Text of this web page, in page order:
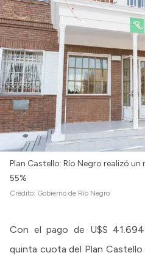
Plan Castello: Río Negro realizó
55%
Crédito: Gobierno de Río Negro
Con el pago de U$S
quinta cuota del Plan